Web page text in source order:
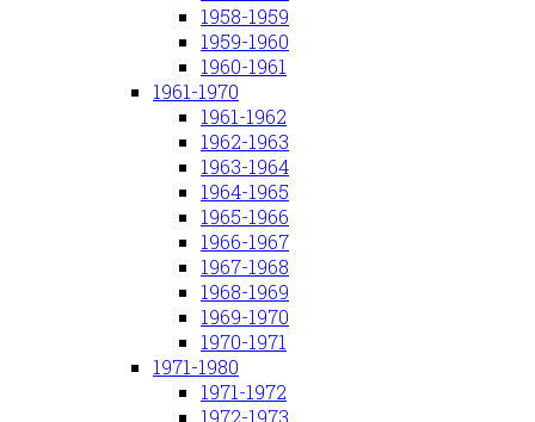
1958-1959
1959-1960
1960-1961
1961-1970
1961-1962
1962-1963
1963-1964
1964-1965
1965-1966
1966-1967
1967-1968
1968-1969
1969-1970
1970-1971
1971-1980
1971-1972
1972-1973